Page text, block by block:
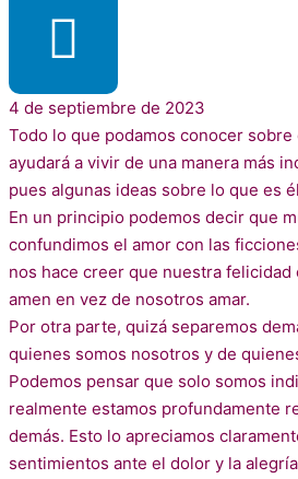
4 de septiembre de 2023
Todo lo que podamos conocer sobre
ayudará a vivir de una manera más
pues algunas ideas sobre lo que es
En un principio podemos decir que
confundimos el amor con las
nos hace creer que nuestra felicidad
amen en vez de nosotros amar.
Por otra parte, quizá separemos
quienes somos nosotros y de
Podemos pensar que solo somos
realmente estamos profundamente
demás. Esto lo apreciamos
sentimientos ante el dolor y la